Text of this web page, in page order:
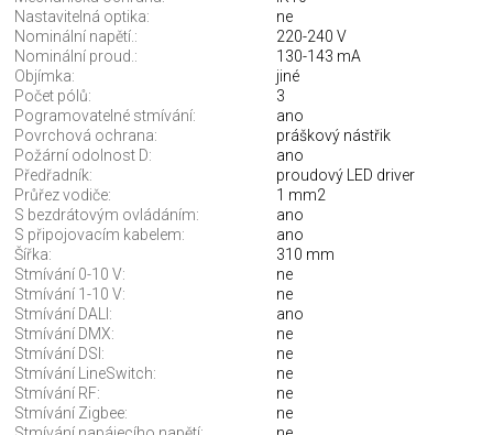
Nastavitelná optika:
ne
Nominální napětí.:
220-240 V
Nominální proud.:
130-143 mA
Objímka:
jiné
Počet pólů:
3
Pogramovatelné stmívání:
ano
Povrchová ochrana:
práškový nástřik
Požární odolnost D:
ano
Předřadník:
proudový LED driver
Průřez vodiče:
1 mm2
S bezdrátovým ovládáním:
ano
S připojovacím kabelem:
ano
Šířka:
310 mm
Stmívání 0-10 V:
ne
Stmívání 1-10 V:
ne
Stmívání DALI:
ano
Stmívání DMX:
ne
Stmívání DSI:
ne
Stmívání LineSwitch:
ne
Stmívání RF:
ne
Stmívání Zigbee:
ne